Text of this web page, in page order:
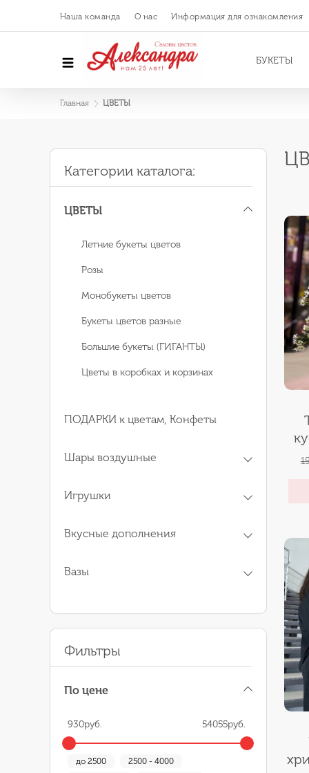
Наша команда О нас Информация для ознакомления
БУКЕТЫ
Главная ЦВЕТЫ
Категории каталога:
ЦВЕТЫ
Летние букеты цветов
Розы
Монобукеты цветов
Букеты цветов разные
Большие букеты (ГИГАНТЫ)
Цветы в коробках и корзинах
ПОДАРКИ к цветам, Конфеты
Шары воздушные
Игрушки
Вкусные дополнения
Вазы
Фильтры
По цене
930руб. 54055руб.
до 2500
2500 - 4000